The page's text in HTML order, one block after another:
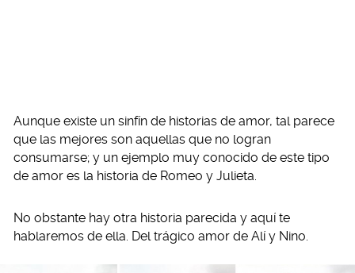
Aunque existe un sinfín de historias de amor, tal parece
que las mejores son aquellas que no logran
consumarse; y un ejemplo muy conocido de este tipo
de amor es la historia de Romeo y Julieta.
No obstante hay otra historia parecida y aquí te
hablaremos de ella. Del trágico amor de Alí y Nino.